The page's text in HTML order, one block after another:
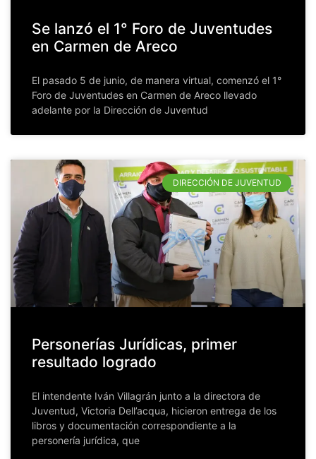
Se lanzó el 1° Foro de Juventudes
en Carmen de Areco
El pasado 5 de junio, de manera virtual, comenzó el 1°
Foro de Juventudes en Carmen de Areco llevado
adelante por la Dirección de Juventud
DIRECCIÓN DE JUVENTUD
Personerías Jurídicas, primer
resultado logrado
El intendente Iván Villagrán junto a la directora de
Juventud, Victoria Dell’acqua, hicieron entrega de los
libros y documentación correspondiente a la
personería jurídica, que